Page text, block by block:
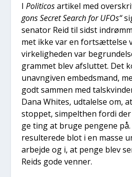
I Poli­ti­cosarti­kel med
gons Secret Search for UFOs“
sena­tor Reid til sidst
met ikke var en fort­sæt­tel­se
vir­ke­lig­he­den var
gram­met blev afslut­tet. Det
unavn­gi­ven embeds­mand,
godt sam­men med
Dana Whi­tes, udta­lel­se om,
stop­pet, sim­pelt­hen for­di
ge ting at bru­ge pen­ge­ne
resul­te­re­de blot i en mas­se
ar­bej­de og i, at pen­ge blev
Reids gode ven­ner.